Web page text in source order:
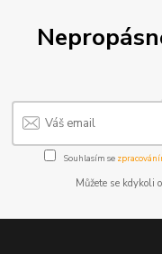
Souhlasím se
Můžete se